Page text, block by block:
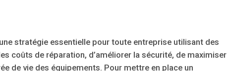
stratégie essentielle pour toute entreprise utilisant des
coûts de réparation, d’améliorer la sécurité, de maximiser
de vie des équipements. Pour mettre en place un